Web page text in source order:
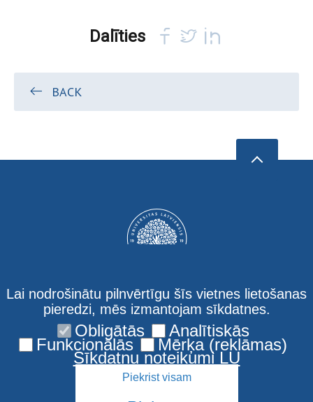
Dalīties
BACK
Kontakti
Lai nodrošinātu pilnvērtīgu šīs vietnes lietošanas
pieredzi, mēs izmantojam sīkdatnes.
Obligātās Analītiskās
Funkcionālās Mērķa (reklāmas)
Sīkdatņu noteikumi LU
Piekrist visam